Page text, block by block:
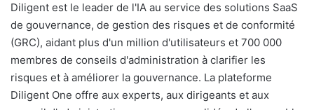
Diligent est le leader de l'IA au service des solutions SaaS
de gouvernance, de gestion des risques et de conformité
(GRC), aidant plus d'un million d'utilisateurs et 700 000
membres de conseils d'administration à clarifier les
risques et à améliorer la gouvernance. La plateforme
Diligent One offre aux experts, aux dirigeants et aux